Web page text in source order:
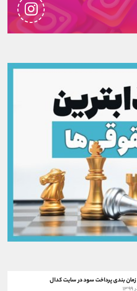
بندی پرداخت سود در سایت کدال